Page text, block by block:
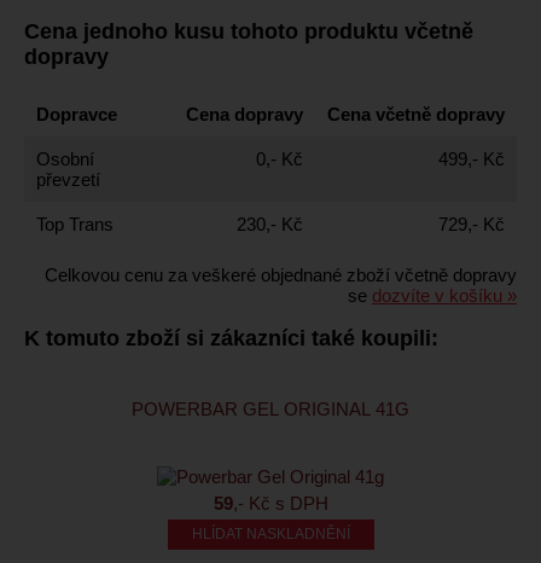
Cena jednoho kusu tohoto produktu včetně
dopravy
Dopravce Cena dopravy Cena včetně dopravy
Osobní
převzetí
0,- Kč 499,- Kč
Top Trans 230,- Kč 729,- Kč
Celkovou cenu za veškeré objednané zboží včetně dopravy
se dozvíte v košíku »
K tomuto zboží si zákazníci také koupili:
POWERBAR GEL ORIGINAL 41G
59,- Kč s DPH
HLÍDAT NASKLADNĚNÍ